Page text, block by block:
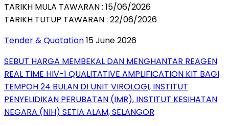
TARIKH MULA TAWARAN : 15/06/2026
TARIKH TUTUP TAWARAN : 22/06/2026
Tender & Quotation15 June 2026
SEBUT HARGA MEMBEKAL DAN MENGHANTAR REAGEN
REAL TIME HIV-1 QUALITATIVE AMPLIFICATION KIT BAGI
TEMPOH 24 BULAN DI UNIT VIROLOGI, INSTITUT
PENYELIDIKAN PERUBATAN (IMR), INSTITUT KESIHATAN
NEGARA (NIH) SETIA ALAM, SELANGOR